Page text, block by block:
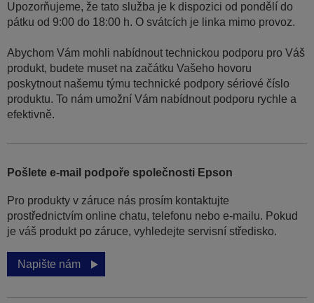
Upozorňujeme, že tato služba je k dispozici od pondělí do
pátku od 9:00 do 18:00 h. O svátcích je linka mimo provoz.
Abychom Vám mohli nabídnout technickou podporu pro Váš
produkt, budete muset na začátku Vašeho hovoru
poskytnout našemu týmu technické podpory sériové číslo
produktu. To nám umožní Vám nabídnout podporu rychle a
efektivně.
Pošlete e-mail podpoře společnosti Epson
Pro produkty v záruce nás prosím kontaktujte
prostřednictvím online chatu, telefonu nebo e-mailu. Pokud
je váš produkt po záruce, vyhledejte servisní středisko.
Napište nám